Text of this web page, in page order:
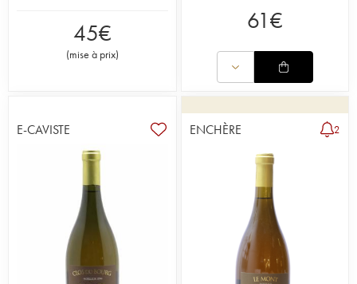
45€
(mise à prix)
61€
E-CAVISTE ENCHÈRE 2